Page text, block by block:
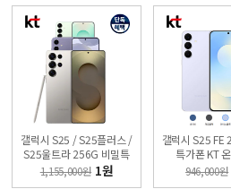
갤럭시 S25 / S25플러스 /
S25울트라 256G 비밀특
가폰 KT 온라인샵
1,155,000원 1원
갤럭시 S25 FE
특가폰 KT
946,000원